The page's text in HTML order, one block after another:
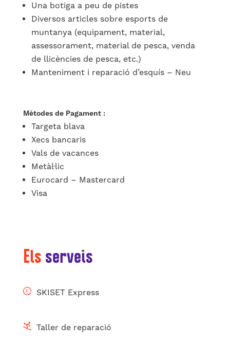
Una botiga a peu de pistes
Diversos articles sobre esports de
muntanya (equipament, material,
assessorament, material de pesca, venda
de llicències de pesca, etc.)
Manteniment i reparació d’esquís – Neu
Mètodes de Pagament :
Targeta blava
Xecs bancaris
Vals de vacances
Metàl·lic
Eurocard – Mastercard
Visa
Elsserveis
SKISET Express
Taller de reparació